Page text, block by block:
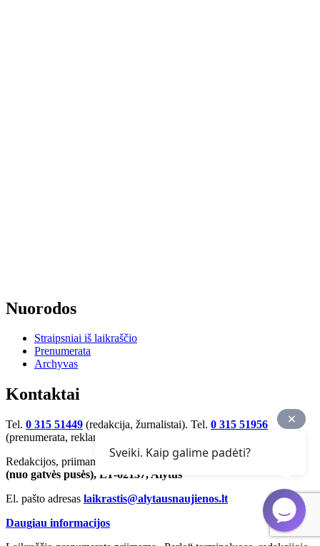
Nuorodos
Straipsniai iš laikraščio
Prenumerata
Archyvas
Kontaktai
Tel. 0 315 51449 (redakcija, žurnalistai). Tel. 0 315 51956
(prenumerata, reklama, skelbimai)
Redakcijos, priimamojo adresas
S. Dariaus ir S. Girėno g. 4-2
(nuo gatvės pusės), LT-62137, Alytus
El. pašto adresas laikrastis@alytausnaujienos.lt
Daugiau informacijos
Sveiki. Kaip galime padėti?